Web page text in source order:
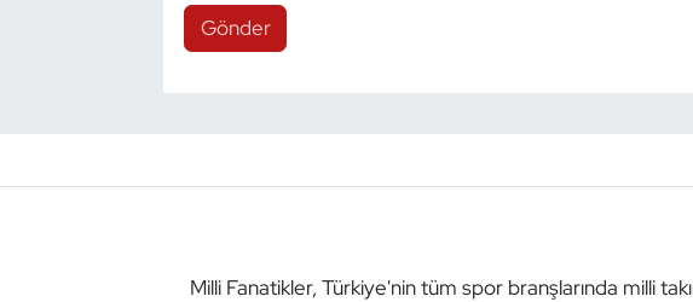
Gönder
Milli Fanatikler, Türkiye'nin tüm spor branşlarında milli